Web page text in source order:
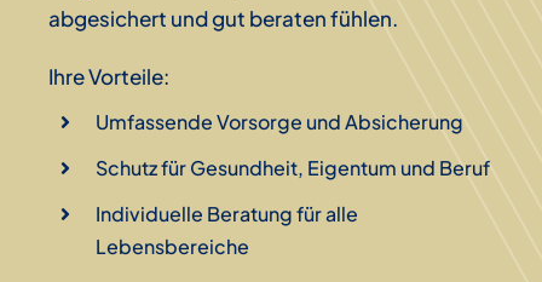
abgesichert und gut beraten fühlen.
Ihre Vorteile:
Umfassende Vorsorge und Absicherung
Schutz für Gesundheit, Eigentum und Beruf
Individuelle Beratung für alle
Lebensbereiche